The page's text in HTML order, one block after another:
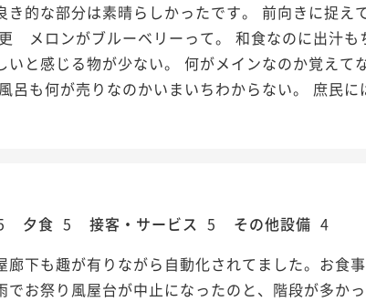
き的な部分は素晴らしかったです。 前向きに捉え
メロンがブルーベリーって。 和食なのに出汁
いと感じる物が少ない。 何がメインなのか覚えて
呂も何が売りなのかいまいちわからない。 庶民
夕食 5 接客・サービス 5 その他設備 4
廊下も趣が有りながら自動化されてました。お食
でお祭り風屋台が中止になったのと、階段が多か